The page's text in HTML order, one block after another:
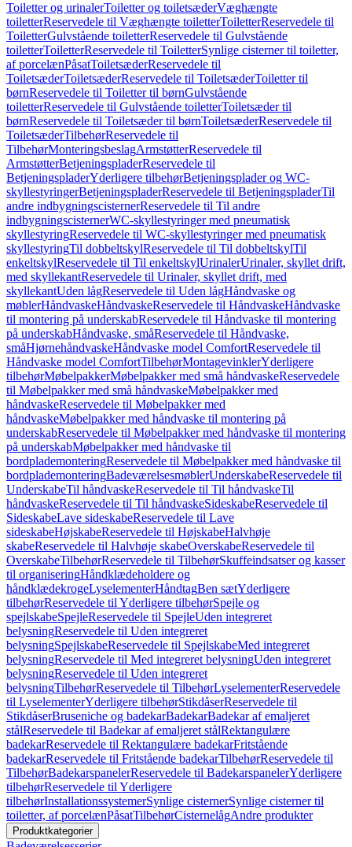
Toiletter og urinalerToiletter og toiletsæderVæghængte
toiletterReservedele til Væghængte toiletterToiletterReservedele til
ToiletterGulvstående toiletterReservedele til Gulvstående
toiletterToiletterReservedele til ToiletterSynlige cisterner til toiletter,
af porcelænPåsatToiletsæderReservedele til
ToiletsæderToiletsæderReservedele til ToiletsæderToiletter til
børnReservedele til Toiletter til børnGulvstående
toiletterReservedele til Gulvstående toiletterToiletsæder til
børnReservedele til Toiletsæder til børnToiletsæderReservedele til
ToiletsæderTilbehørReservedele til
TilbehørMonteringsbeslagArmstøtterReservedele til
ArmstøtterBetjeningspladerReservedele til
BetjeningspladerYderligere tilbehørBetjeningsplader og WC-
skyllestyringerBetjeningspladerReservedele til BetjeningspladerTil
andre indbygningscisternerReservedele til Til andre
indbygningscisternerWC-skyllestyringer med pneumatisk
skyllestyringReservedele til WC-skyllestyringer med pneumatisk
skyllestyringTil dobbeltskylReservedele til Til dobbeltskylTil
enkeltskylReservedele til Til enkeltskylUrinalerUrinaler, skyllet drift,
med skyllekantReservedele til Urinaler, skyllet drift, med
skyllekantUden lågReservedele til Uden lågHåndvaske og
møblerHåndvaskeHåndvaskeReservedele til HåndvaskeHåndvaske
til montering på underskabReservedele til Håndvaske til montering
på underskabHåndvaske, småReservedele til Håndvaske,
småHjørnehåndvaskeHåndvaske model ComfortReservedele til
Håndvaske model ComfortTilbehørMontagevinklerYderligere
tilbehørMøbelpakkerMøbelpakker med små håndvaskeReservedele
til Møbelpakker med små håndvaskeMøbelpakker med
håndvaskeReservedele til Møbelpakker med
håndvaskeMøbelpakker med håndvaske til montering på
underskabReservedele til Møbelpakker med håndvaske til montering
på underskabMøbelpakker med håndvaske til
bordplademonteringReservedele til Møbelpakker med håndvaske til
bordplademonteringBadeværelsesmøblerUnderskabeReservedele til
UnderskabeTil håndvaskeReservedele til Til håndvaskeTil
håndvaskeReservedele til Til håndvaskeSideskabeReservedele til
SideskabeLave sideskabeReservedele til Lave
sideskabeHøjskabeReservedele til HøjskabeHalvhøje
skabeReservedele til Halvhøje skabeOverskabeReservedele til
OverskabeTilbehørReservedele til TilbehørSkuffeindsatser og kasser
til organiseringHåndklædeholdere og
håndklædekrogeLyselementerHåndtagBen sætYderligere
tilbehørReservedele til Yderligere tilbehørSpejle og
spejlskabeSpejleReservedele til SpejleUden integreret
belysningReservedele til Uden integreret
belysningSpejlskabeReservedele til SpejlskabeMed integreret
belysningReservedele til Med integreret belysningUden integreret
belysningReservedele til Uden integreret
belysningTilbehørReservedele til TilbehørLyselementerReservedele
til LyselementerYderligere tilbehørStikdåserReservedele til
StikdåserBruseniche og badekarBadekarBadekar af emaljeret
stålReservedele til Badekar af emaljeret stålRektangulære
badekarReservedele til Rektangulære badekarFritstående
badekarReservedele til Fritstående badekarTilbehørReservedele til
TilbehørBadekarspanelerReservedele til BadekarspanelerYderligere
tilbehørReservedele til Yderligere
tilbehørInstallationssystemerSynlige cisternerSynlige cisterner til
toiletter, af porcelænPåsatTilbehørCisternelågAndre produkter
Produktkategorier